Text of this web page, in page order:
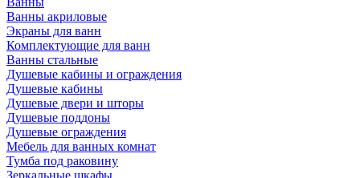
Ванны акриловые
Экраны для ванн
Комплектующие для ванн
Ванны стальные
Душевые кабины и ограждения
Душевые кабины
Душевые двери и шторы
Душевые поддоны
Душевые ограждения
Мебель для ванных комнат
Тумба под раковину
Зеркальные шкафы